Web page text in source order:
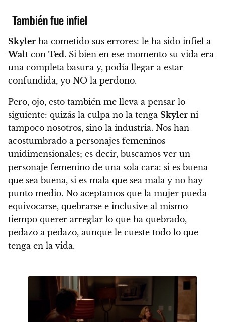
También fue infiel
Skyler ha cometido sus errores: le ha sido infiel a
Walt con Ted. Si bien en ese momento su vida era
una completa basura y, podía llegar a estar
confundida, yo NO la perdono.
Pero, ojo, esto también me lleva a pensar lo
siguiente: quizás la culpa no la tenga Skyler ni
tampoco nosotros, sino la industria. Nos han
acostumbrado a personajes femeninos
unidimensionales; es decir, buscamos ver un
personaje femenino de una sola cara: si es buena
que sea buena, si es mala que sea mala y no hay
punto medio. No aceptamos que la mujer pueda
equivocarse, quebrarse e inclusive al mismo
tiempo querer arreglar lo que ha quebrado,
pedazo a pedazo, aunque le cueste todo lo que
tenga en la vida.